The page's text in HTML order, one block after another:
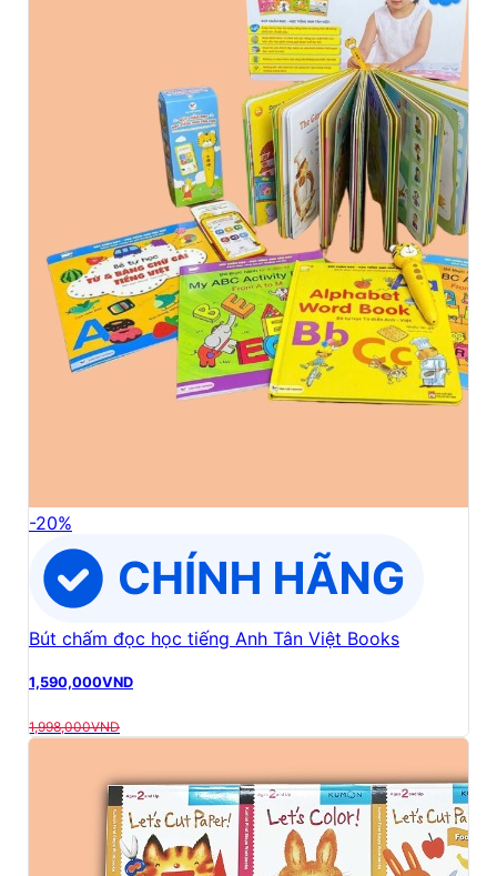
-20%
Bút chấm đọc học tiếng Anh Tân Việt Books
1,590,000VND
1,998,000VND